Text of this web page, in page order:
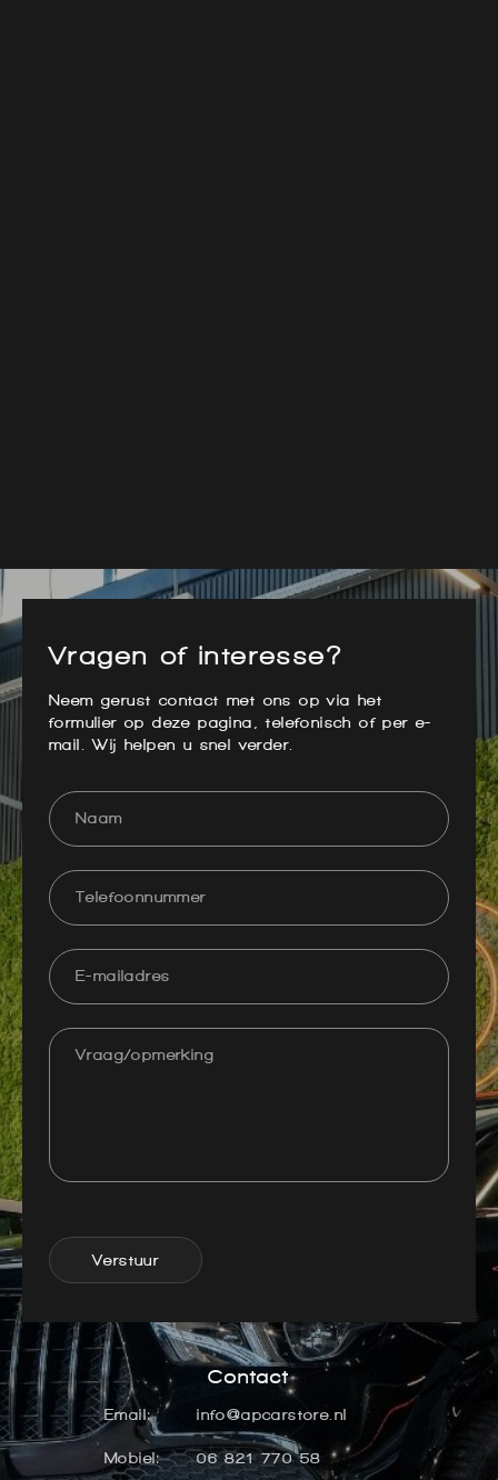
Vragen of interesse?
Neem gerust contact met ons op via het
formulier op deze pagina, telefonisch of per e-
mail. Wij helpen u snel verder.
Verstuur
Contact
Email: info@apcarstore.nl
Mobiel: 06 821 770 58